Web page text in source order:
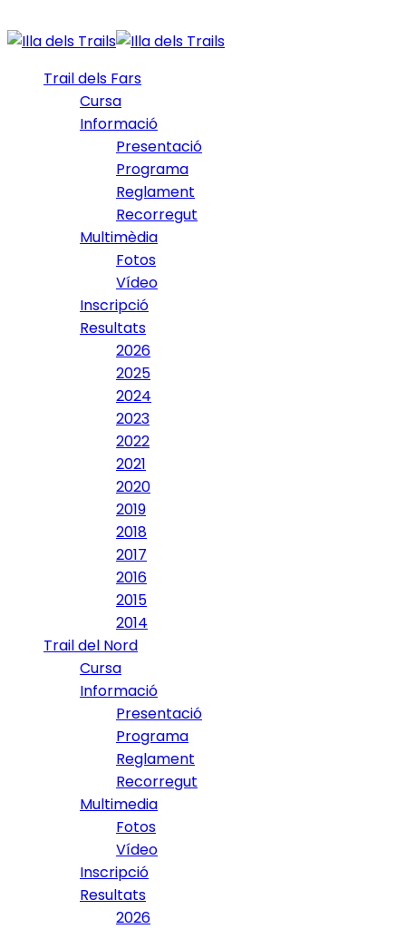
Trail dels Fars
Cursa
Informació
Presentació
Programa
Reglament
Recorregut
Multimèdia
Fotos
Vídeo
Inscripció
Resultats
2026
2025
2024
2023
2022
2021
2020
2019
2018
2017
2016
2015
2014
Trail del Nord
Cursa
Informació
Presentació
Programa
Reglament
Recorregut
Multimedia
Fotos
Vídeo
Inscripció
Resultats
2026